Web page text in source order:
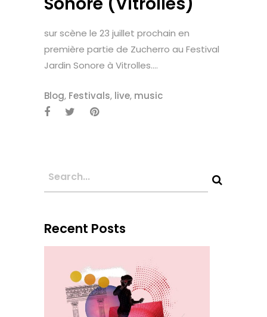
sur scène le 23 juillet prochain en
première partie de Zucherro au Festival
Jardin Sonore à Vitrolles....
Blog, Festivals, live, music
Recent Posts